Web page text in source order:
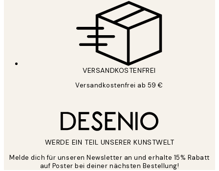
VERSANDKOSTENFREI
Versandkostenfrei ab 59 €
WERDE EIN TEIL UNSERER KUNSTWELT
Melde dich für unseren Newsletter an und erhalte 15% Rabatt
auf Poster bei deiner nächsten Bestellung!